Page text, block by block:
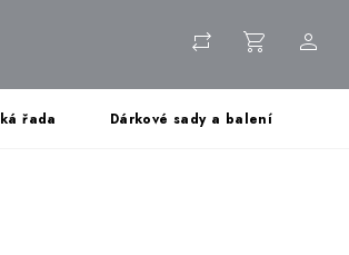
řada Dárkové sady a balení